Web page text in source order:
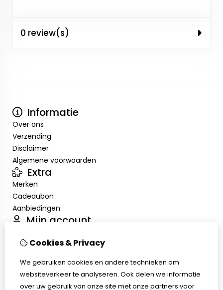
0 review(s)
Informatie
Over ons
Verzending
Disclaimer
Algemene voorwaarden
Extra
Merken
Cadeaubon
Aanbiedingen
Mijn account
Bestelhistorie
Nieuwsbrief
Klantenservice
Cookies & Privacy
We gebruiken cookies en andere technieken om
websiteverkeer te analyseren. Ook delen we informatie
over uw gebruik van onze site met onze partners voor